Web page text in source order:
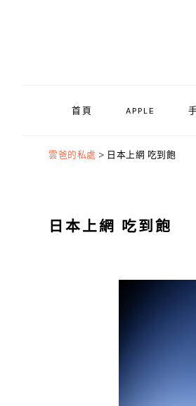
首頁 APPLE
雲爸的私處 > 日本上網 吃到飽
日本上網 吃到飽